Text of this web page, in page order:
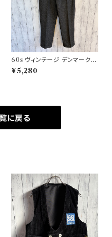
60s ヴィンテージ デンマーク軍
ウールパンツ ミリタリーパンツ
スラックス
¥5,280
に戻る